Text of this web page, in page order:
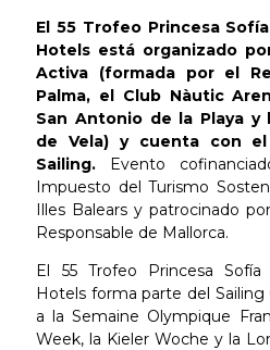
El 55 Trofeo Princesa Sofía
Hotels está organizado
Activa (formada por el
Palma, el Club Nàutic
San Antonio de la Playa y
de Vela) y cuenta con
Sailing. Evento
Impuesto del Turismo
Illes Balears y patrocinado
Responsable de Mallorca.
El 55 Trofeo Princesa Sofía
Hotels forma parte del Sailing
a la Semaine Olympique
Week, la Kieler Woche y la